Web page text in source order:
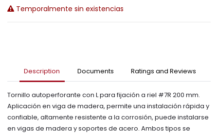
Temporalmente sin existencias
Description Documents Ratings and Reviews
Tornillo autoperforante con L para fijación a riel #7R 200 mm.
Aplicación en viga de madera, permite una instalación rápida y
confiable, altamente resistente a la corrosión, puede instalarse
en vigas de madera y soportes de acero. Ambos tipos se